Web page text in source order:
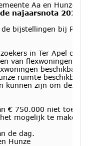
Aa en Hunze,
de najaarsnota 2023
de bijstellingen bij
in Ter Apel
van flexwoningen
beschikbaar
ruimte
kunnen zijn om deze
€ 750.000 niet toe te
mogelijk te maken
de dag.
Hunze